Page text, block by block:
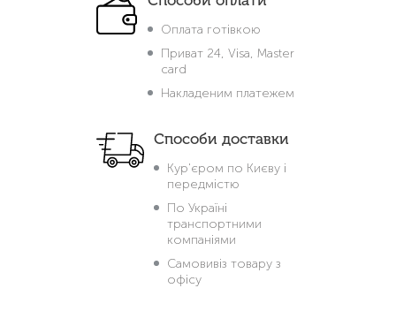
Оплата готівкою
Приват 24, Visa, Master
card
Накладеним платежем
Способи доставки
Кур'єром по Києву і
передмістю
По Україні
транспортними
компаніями
Самовивіз товару з
офісу